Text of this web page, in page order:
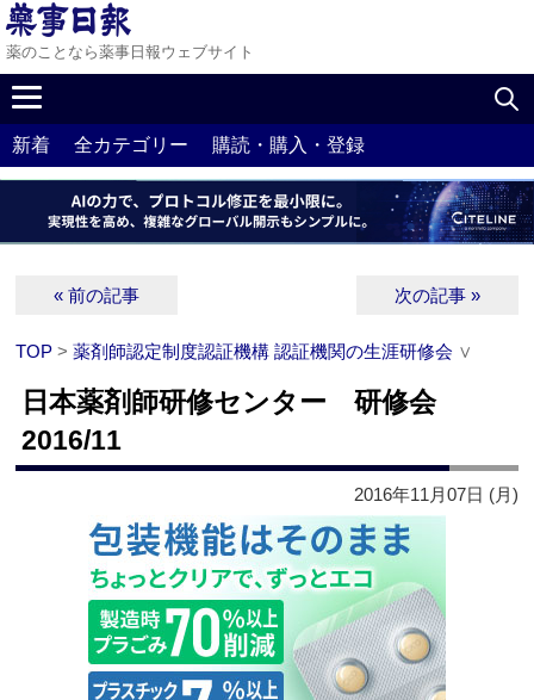
薬のことなら薬事日報ウェブサイト
新着 全カテゴリー 購読・購入・登録
« 前の記事 次の記事 »
TOP >薬剤師認定制度認証機構 認証機関の生涯研修会 ∨
日本薬剤師研修センター 研修会
2016/11
2016年11月07日 (月)